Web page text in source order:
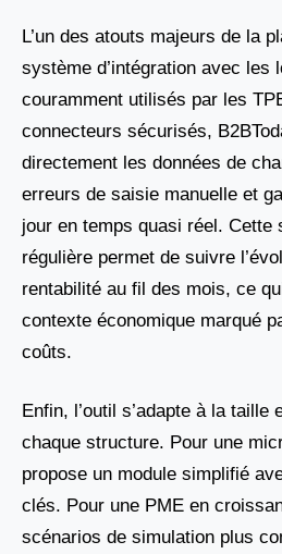
L’un des atouts majeurs de la
système d’intégration avec les
couramment utilisés par les
connecteurs sécurisés,
directement les données de
erreurs de saisie manuelle et
jour en temps quasi réel. Cette
régulière permet de suivre
rentabilité au fil des mois, ce
contexte économique marqué
coûts.
Enfin, l’outil s’adapte à la
chaque structure. Pour une
propose un module simplifié
clés. Pour une PME en
scénarios de simulation plus